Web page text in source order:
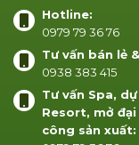
Hotline:
0979 79 36 76
Tư vấn bán lẻ
0938 383 415
Tư vấn Spa, dự
Resort, mở đại
công sản xuất: